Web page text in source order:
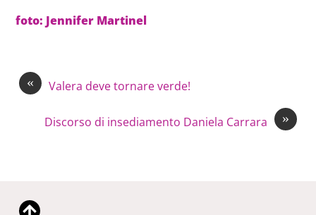
foto: Jennifer Martinel
« Valera deve tornare verde!
»
Discorso di insediamento Daniela Carrara